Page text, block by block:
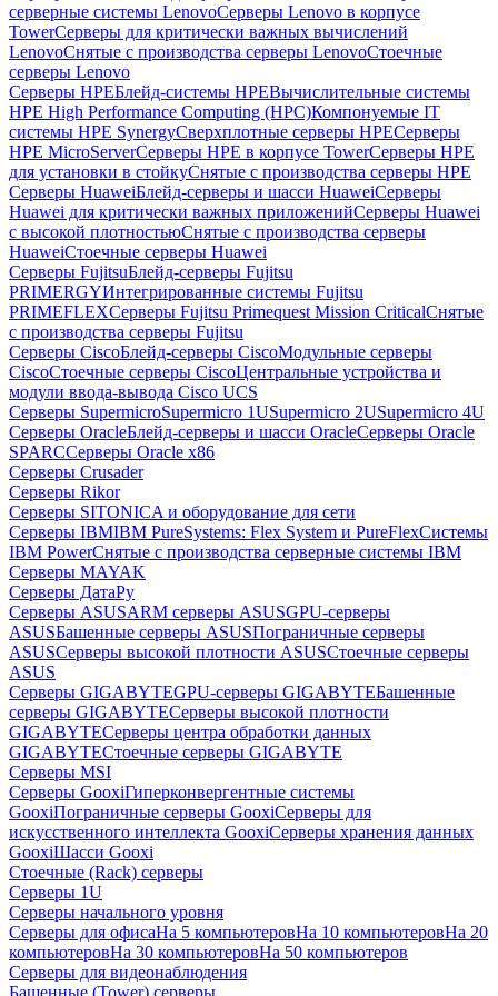
серверные системы LenovoСерверы Lenovo в корпусе
TowerСерверы для критически важных вычислений
LenovoСнятые с производства серверы LenovoСтоечные
серверы Lenovo
Серверы HPEБлейд-системы HPEВычислительные системы
HPE High Performance Computing (HPC)Компонуемые IT
системы HPE SynergyСверхплотные серверы HPEСерверы
HPE MicroServerСерверы HPE в корпусе TowerСерверы HPE
для установки в стойкуСнятые с производства серверы HPE
Серверы HuaweiБлейд-серверы и шасси HuaweiСерверы
Huawei для критически важных приложенийСерверы Huawei
с высокой плотностьюСнятые с производства серверы
HuaweiСтоечные серверы Huawei
Серверы FujitsuБлейд-серверы Fujitsu
PRIMERGYИнтегрированные системы Fujitsu
PRIMEFLEXСерверы Fujitsu Primequest Mission CriticalСнятые
с производства серверы Fujitsu
Серверы CiscoБлейд-серверы CiscoМодульные серверы
CiscoСтоечные серверы CiscoЦентральные устройства и
модули ввода-вывода Cisco UCS
Серверы SupermicroSupermicro 1USupermicro 2USupermicro 4U
Серверы OracleБлейд-серверы и шасси OracleСерверы Oracle
SPARCСерверы Oracle x86
Серверы Crusader
Серверы Rikor
Серверы SITONICA и оборудование для сети
Серверы IBMIBM PureSystems: Flex System и PureFlexСистемы
IBM PowerСнятые с производства серверные системы IBM
Серверы MAYAK
Серверы ДатаРу
Серверы ASUSARM серверы ASUSGPU-серверы
ASUSБашенные серверы ASUSПограничные серверы
ASUSСерверы высокой плотности ASUSСтоечные серверы
ASUS
Серверы GIGABYTEGPU-серверы GIGABYTEБашенные
серверы GIGABYTEСерверы высокой плотности
GIGABYTEСерверы центра обработки данных
GIGABYTEСтоечные серверы GIGABYTE
Серверы MSI
Серверы GooxiГиперконвергентные системы
GooxiПограничные серверы GooxiСерверы для
искусственного интеллекта GooxiСерверы хранения данных
GooxiШасси Gooxi
Стоечные (Rack) серверы
Серверы 1U
Серверы начального уровня
Серверы для офисаНа 5 компьютеровНа 10 компьютеровНа 20
компьютеровНа 30 компьютеровНа 50 компьютеров
Серверы для видеонаблюдения
Башенные (Tower) серверы